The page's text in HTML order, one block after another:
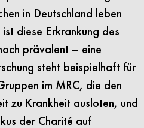
in Deutschland leben
diese Erkrankung des
prävalent – eine
steht beispielhaft für
im MRC, die den
zu Krankheit ausloten, und
der Charité auf